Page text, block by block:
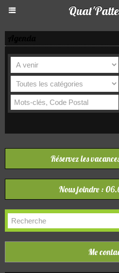
Réservez les
Nous joindre :
Me